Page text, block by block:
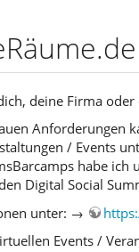
deine Firma
Anforderungen
/ Events
habe
Digital Social
unter: →
Events /